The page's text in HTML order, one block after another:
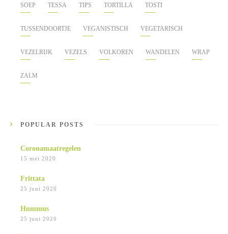
SOEP TESSA TIPS TORTILLA TOSTI
TUSSENDOORTJE VEGANISTISCH VEGETARISCH
VEZELRIJK VEZELS VOLKOREN WANDELEN WRAP
ZALM
POPULAR POSTS
Coronamaatregelen
15 mei 2020
Frittata
25 juni 2020
Hummus
25 juni 2020